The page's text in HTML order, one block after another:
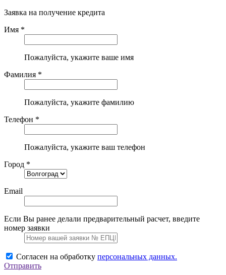
Заявка на получение кредита
Имя *
Пожалуйста, укажите ваше имя
Фамилия *
Пожалуйста, укажите фамилию
Телефон *
Пожалуйста, укажите ваш телефон
Город *
Email
Если Вы ранее делали предварительный расчет, введите
номер заявки
Согласен на обработку персональных данных.
Отправить